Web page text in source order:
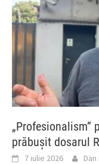
„Profesionalism”
prăbușit dosarul
7 iulie 2026 Dan